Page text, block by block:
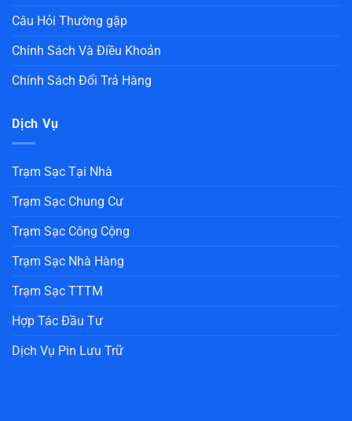
Câu Hỏi Thường gặp
Chính Sách Và Điều Khoản
Chính Sách Đổi Trả Hàng
Dịch Vụ
Trạm Sạc Tại Nhà
Trạm Sạc Chung Cư
Trạm Sạc Công Cộng
Trạm Sạc Nhà Hàng
Trạm Sạc TTTM
Hợp Tác Đầu Tư
Dịch Vụ Pin Lưu Trữ